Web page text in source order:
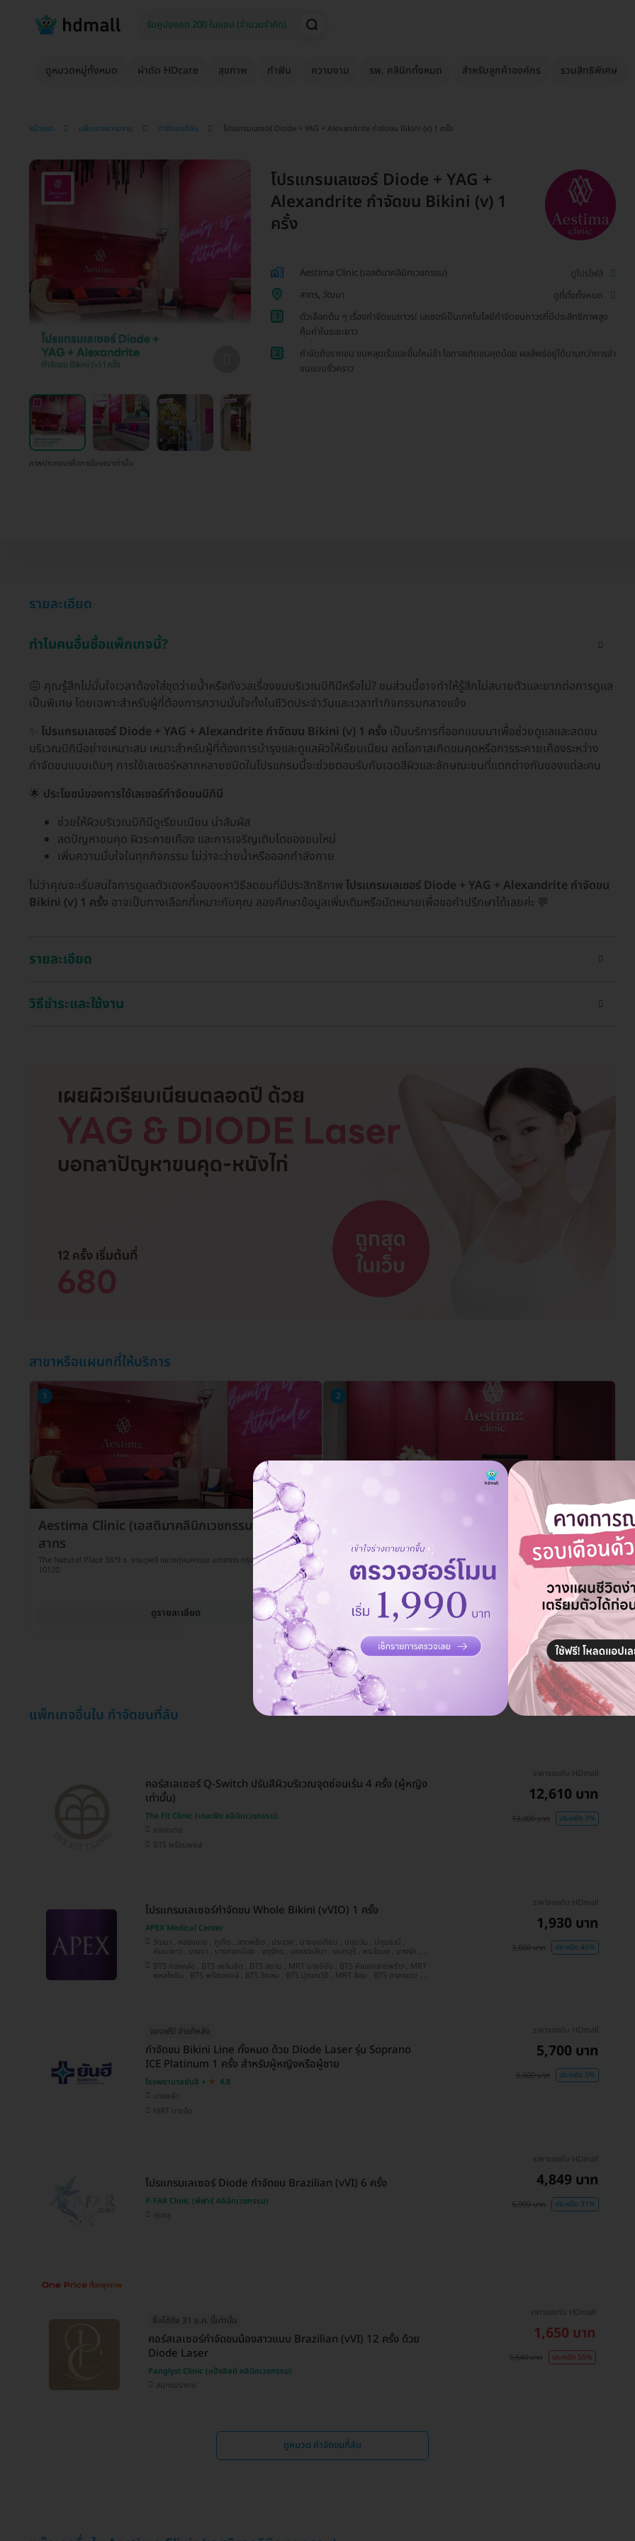
ดูหมวดหมู่ทั้งหมด ผ่าตัด HDcare สุขภาพ ทำฟัน ความงาม รพ. คลินิกทั้งหมด สำหรับลูกค้าองค์กร รวมสิทธิพิเศษ
หน้าแรก แพ็กเกจความงาม กำจัดขนที่ลับ โปรแกรมเลเซอร์ Diode + YAG + Alexandrite กำจัดขน Bikini (v) 1 ครั้ง
ภาพประกอบเพื่อการโฆษณาเท่านั้น
โปรแกรมเลเซอร์ Diode + YAG +
Alexandrite กำจัดขน Bikini (v) 1
ครั้ง
Aestima Clinic (เอสติมาคลินิกเวชกรรม)
ดูโปรไฟล์
สาทร, วัฒนา
ดูที่ตั้งทั้งหมด
1
ตัวเลือกต้น ๆ เรื่องกำจัดขนถาวร! เลเซอร์เป็นเทคโนโลยีกำจัดขนถาวรที่มีประสิทธิภาพสูง
คุ้มค่าในระยะยาว
2
กำจัดถึงรากขน ขนหลุดเร็วและขึ้นใหม่ช้า โอกาสเกิดขนคุดน้อย ผลลัพธ์อยู่ได้นานกว่าการจำ
ขนแบบชั่วคราว
รายละเอียด
ทำไมคนอื่นซื้อแพ็กเกจนี้?
😖 คุณรู้สึกไม่มั่นใจเวลาต้องใส่ชุดว่ายน้ำหรือกังวลเรื่องขนบริเวณบิกินีหรือไม่? ขนส่วนนี้อาจทำให้รู้สึกไม่สบายตัวและยากต่อการดูแล
เป็นพิเศษ โดยเฉพาะสำหรับผู้ที่ต้องการความมั่นใจทั้งในชีวิตประจำวันและเวลาทำกิจกรรมกลางแจ้ง
โปรแกรมเลเซอร์ Diode + YAG + Alexandrite กำจัดขน Bikini (v) 1 ครั้ง เป็นบริการที่ออกแบบมาเพื่อช่วยดูแลและลดขน
บริเวณบิกินีอย่างเหมาะสม เหมาะสำหรับผู้ที่ต้องการบำรุงและดูแลผิวให้เรียบเนียน ลดโอกาสเกิดขนคุดหรือการระคายเคืองระหว่าง
กำจัดขนแบบเดิมๆ การใช้เลเซอร์หลากหลายชนิดในโปรแกรมนี้จะช่วยตอบรับกับเฉดสีผิวและลักษณะขนที่แตกต่างกันของแต่ละคน
🌟 ประโยชน์ของการใช้เลเซอร์กำจัดขนบิกินี
ช่วยให้ผิวบริเวณบิกินีดูเรียบเนียน น่าสัมผัส
ลดปัญหาขนคุด ผิวระคายเคือง และการเจริญเติบโตของขนใหม่
เพิ่มความมั่นใจในทุกกิจกรรม ไม่ว่าจะว่ายน้ำหรือออกกำลังกาย
ไม่ว่าคุณจะเริ่มสนใจการดูแลตัวเองหรือมองหาวิธีลดขนที่มีประสิทธิภาพ โปรแกรมเลเซอร์ Diode + YAG + Alexandrite กำจัดขน
Bikini (v) 1 ครั้ง อาจเป็นทางเลือกที่เหมาะกับคุณ ลองศึกษาข้อมูลเพิ่มเติมหรือนัดหมายเพื่อขอคำปรึกษาได้เลยค่ะ 💬
รายละเอียด
วิธีชำระและใช้งาน
สาขาหรือแผนกที่ให้บริการ
1
Aestima Clinic (เอสติมาคลินิกเวชกรรม) สาขา
สาทร
The Natural Place 38/9 ซ. งามดูพลี แขวงทุ่งมหาเมฆ เขตสาทร กรุงเทพมหานคร
10120
ดูรายละเอียด
2
Aestima Clinic (เอสติมาคลินิกเวชกรรม) สาขา
อโศก
399 อาคารอินเตอร์เชนจ์ 21 ห้อง 307-308 ชั้น UL ถ. สุขุมวิท แขวงคลองเตยเหนือ เขต
วัฒนา กรุงเทพมหานคร 10110
ดูรายละเอียด
แพ็กเกจอื่นใน กำจัดขนที่ลับ
คอร์สเลเซอร์ Q-Switch ปรับสีผิวบริเวณจุดซ่อนเร้น 4 ครั้ง (ผู้หญิง
เท่านั้น)
The Fit Clinic (เดอะฟิต คลินิกเวชกรรม)
คลองเตย
BTS พร้อมพงษ์
ราคาจองกับ HDmall
12,610 บาท
13,000 บาท ประหยัด 3%
โปรแกรมเลเซอร์กำจัดขน Whole Bikini (vVIO) 1 ครั้ง
APEX Medical Center
วัฒนา , คลองเตย , ภูเก็ต , ลาดพร้าว , ประเวศ , บางขุนเทียน , ปทุมวัน , ปทุมธานี ,
คันนายาว , บางนา , บางกอกน้อย , จตุจักร , นครราชสีมา , นนทบุรี , พระโขนง , บางรัก ,
ชลบุรี , ห้วยขวาง , เชียงใหม่ , พระนครศรีอยุธยา , สมุทรปราการ , ประจวบคีรีขันธ์ ,
บางคอแหลม , ยานนาวา , หลักสี่ , นครสวรรค์ , บางแค , บางกะปิ , สงขลา , อุดรธานี ,
ขอนแก่น , คลองสาน , นครปฐม
BTS ทองหล่อ , BTS เพลินจิต , BTS สยาม , MRT บางยี่ขัน , BTS ห้าแยกลาดพร้าว , MRT
พหลโยธิน , BTS พร้อมพงษ์ , BTS ชิดลม , BTS ปุณณวิถี , MRT สีลม , BTS ศาลาแดง ,
ราคาจองกับ HDmall
1,930 บาท
3,600 บาท ประหยัด 46%
จองฟรี! จ่ายทีหลัง
กำจัดขน Bikini Line ทั้งหมด ด้วย Diode Laser รุ่น Soprano
ICE Platinum 1 ครั้ง สำหรับผู้หญิงหรือผู้ชาย
โรงพยาบาลยันฮี
4.8
บางพลัด
MRT บางอ้อ
ราคาจองกับ HDmall
5,700 บาท
6,000 บาท ประหยัด 5%
โปรแกรมเลเซอร์ Diode กำจัดขน Brazilian (vVI) 6 ครั้ง
P-FAR Clinic (พีฟาร์ คลินิกเวชกรรม)
ทุ่งครุ
ราคาจองกับ HDmall
4,849 บาท
6,999 บาท ประหยัด 31%
ซื้อได้ถึง 31 ธ.ค. นี้เท่านั้น
คอร์สเลเซอร์กำจัดขนน้องสาวแบบ Brazilian (vVI) 12 ครั้ง ด้วย
Diode Laser
Panglyst Clinic (แป้งลิสท์ คลินิกเวชกรรม)
สมุทรปราการ
ราคาจองกับ HDmall
1,650 บาท
3,640 บาท ประหยัด 55%
ดูหมวด กำจัดขนที่ลับ